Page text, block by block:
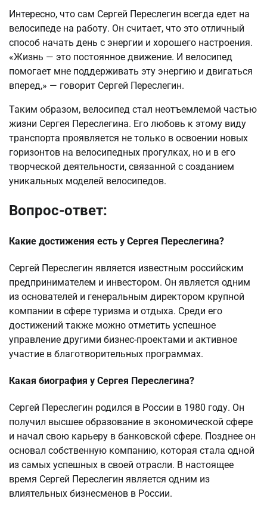
Интересно, что сам Сергей Переслегин всегда едет на
велосипеде на работу. Он считает, что это отличный
способ начать день с энергии и хорошего настроения.
«Жизнь — это постоянное движение. И велосипед
помогает мне поддерживать эту энергию и двигаться
вперед,» — говорит Сергей Переслегин.
Таким образом, велосипед стал неотъемлемой частью
жизни Сергея Переслегина. Его любовь к этому виду
транспорта проявляется не только в освоении новых
горизонтов на велосипедных прогулках, но и в его
творческой деятельности, связанной с созданием
уникальных моделей велосипедов.
Вопрос-ответ:
Какие достижения есть у Сергея Переслегина?
Сергей Переслегин является известным российским
предпринимателем и инвестором. Он является одним
из основателей и генеральным директором крупной
компании в сфере туризма и отдыха. Среди его
достижений также можно отметить успешное
управление другими бизнес-проектами и активное
участие в благотворительных программах.
Какая биография у Сергея Переслегина?
Сергей Переслегин родился в России в 1980 году. Он
получил высшее образование в экономической сфере
и начал свою карьеру в банковской сфере. Позднее он
основал собственную компанию, которая стала одной
из самых успешных в своей отрасли. В настоящее
время Сергей Переслегин является одним из
влиятельных бизнесменов в России.